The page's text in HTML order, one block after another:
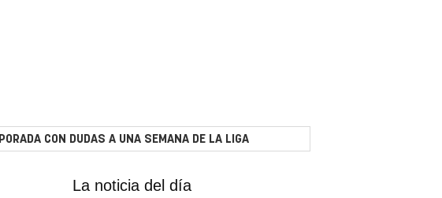
CON DUDAS A UNA SEMANA DE LA LIGA
La noticia del día